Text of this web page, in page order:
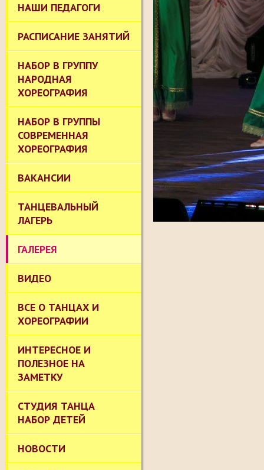
НАШИ ПЕДАГОГИ
РАСПИСАНИЕ ЗАНЯТИЙ
НАБОР В ГРУППУ
НАРОДНАЯ
ХОРЕОГРАФИЯ
НАБОР В ГРУППЫ
СОВРЕМЕННАЯ
ХОРЕОГРАФИЯ
ВАКАНСИИ
ТАНЦЕВАЛЬНЫЙ
ЛАГЕРЬ
ГАЛЕРЕЯ
ВИДЕО
ВСЕ О ТАНЦАХ И
ХОРЕОГРАФИИ
ИНТЕРЕСНОЕ И
ПОЛЕЗНОЕ НА
ЗАМЕТКУ
СТУДИЯ ТАНЦА
НАБОР ДЕТЕЙ
НОВОСТИ